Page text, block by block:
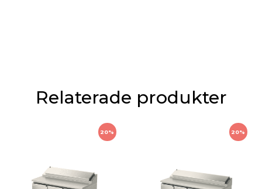
Relaterade produkter
20% 20%